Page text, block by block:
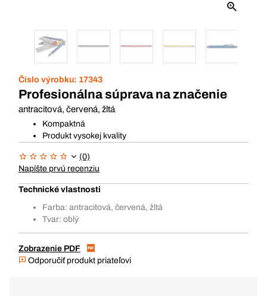
Číslo výrobku: 17343
Profesionálna súprava na značenie
antracitová, červená, žltá
Kompaktná
Produkt vysokej kvality
(0)
Napíšte prvú recenziu
Technické vlastnosti
Farba: antracitová, červená, žltá
Tvar: oblý
Zobrazenie PDF
Odporučiť produkt priateľovi